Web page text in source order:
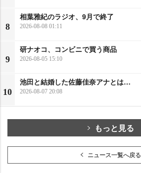
8
相葉雅紀のラジオ、9月で終了
2026-08-08 01:11
9
研ナオコ、コンビニで買う商品
2026-08-05 15:10
10
池田と結婚した佐藤佳奈アナとは…
2026-08-07 20:08
もっと見る
ニュース一覧へ戻る